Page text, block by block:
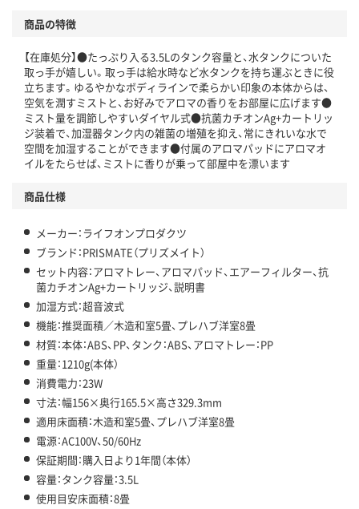
商品の特徴
【在庫処分】●たっぷり入る3.5Lのタンク容量と、水タンクについた
取っ手が嬉しい。取っ手は給水時など水タンクを持ち運ぶときに役
立ちます。ゆるやかなボディラインで柔らかい印象の本体からは、
空気を潤すミストと、お好みでアロマの香りをお部屋に広げます●
ミスト量を調節しやすいダイヤル式●抗菌カチオンAg+カートリッ
ジ装着で、加湿器タンク内の雑菌の増殖を抑え、常にきれいな水で
空間を加湿することができます●付属のアロマパッドにアロマオ
イルをたらせば、ミストに香りが乗って部屋中を漂います
商品仕様
メーカー：ライフオンプロダクツ
ブランド：PRISMATE（プリズメイト）
セット内容：アロマトレー、アロマパッド、エアーフィルター、抗
菌カチオンAg+カートリッジ、説明書
加湿方式：超音波式
機能：推奨面積／木造和室5畳、プレハブ洋室8畳
材質：本体：ABS、PP、タンク：ABS、アロマトレー：PP
重量：1210g(本体）
消費電力：23W
寸法：幅156×奥行165.5×高さ329.3mm
適用床面積：木造和室5畳、プレハブ洋室8畳
電源：AC100V、50/60Hz
保証期間：購入日より1年間（本体）
容量：タンク容量：3.5L
使用目安床面積：8畳